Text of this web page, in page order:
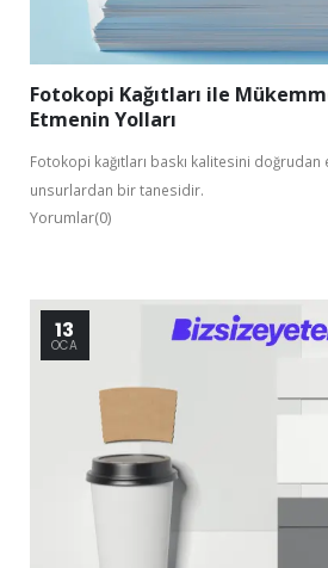
Fotokopi Kağıtları ile
Etmenin Yolları
Fotokopi kağıtları baskı kalitesini
unsurlardan bir tanesidir.
Yorumlar(0)
13
OCA